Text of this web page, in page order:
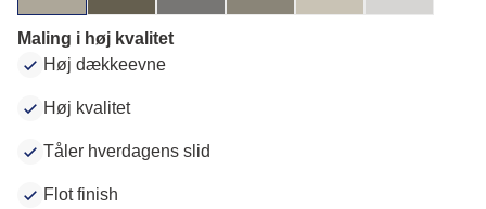
Maling i høj kvalitet
Høj dækkeevne
Høj kvalitet
Tåler hverdagens slid
Flot finish